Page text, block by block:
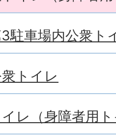
駐車場内公衆ト
トイレ
レ（身障者用